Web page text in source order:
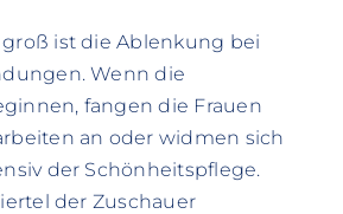
ist die Ablenkung bei
Wenn die
fangen die Frauen
an oder widmen sich
der Schönheitspflege.
der Zuschauer